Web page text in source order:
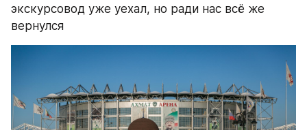
экскурсовод уже уехал, но ради нас всё же
вернулся